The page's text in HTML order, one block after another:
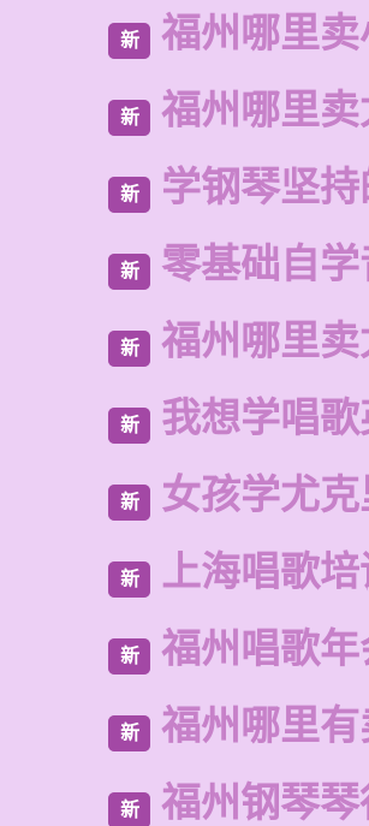
新 福州哪里
新 福州哪里
新 学钢琴坚
新 零基础自
新 福州哪里
新 我想学唱
新 女孩学尤
新 上海唱歌
新 福州唱歌
新 福州哪里
新 福州钢琴